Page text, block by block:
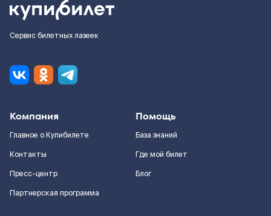
Сервис билетных лазеек
Компания
Главное о Купибилете
Контакты
Пресс-центр
Партнерская программа
Помощь
База знаний
Где мой билет
Блог